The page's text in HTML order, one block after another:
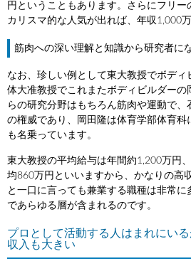
円ということもあります。さらにフリ
カリスマ的な人気が出れば、年収1,000
筋肉への深い理解と知識から研究者に
なお、珍しい例として東大教授でボディ
体大准教授でこれまたボディビルダーの
らの研究分野はもちろん筋肉や運動で
の権威であり、岡田隆は体育学部体育科
も名乗っています。
東大教授の平均給与は年間約1,200万円
均860万円といいますから、かなりの高
と一口に言っても兼業する職種は非常に
であらゆる層が含まれるのです。
プロとして活動する人はまれにい
収入も大きい